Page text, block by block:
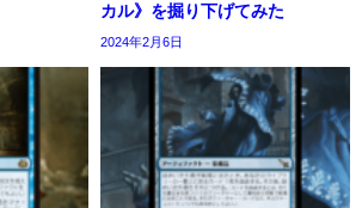
カル》を掘り下げてみた
2024年2月6日